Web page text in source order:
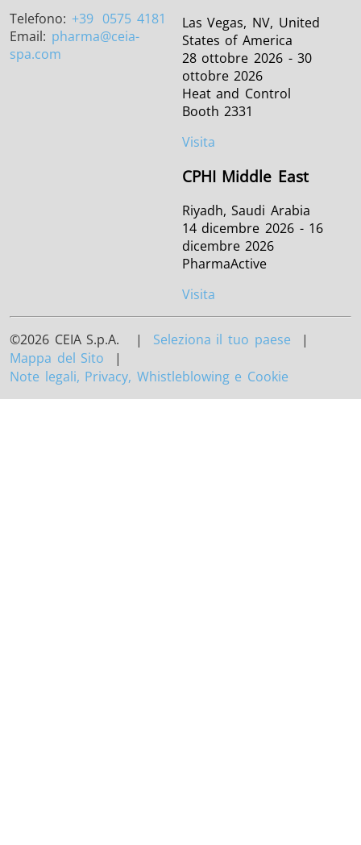
Telefono: +39 0575 4181
Email: pharma@ceia-
spa.com
Las Vegas, NV, United
States of America
28 ottobre 2026 - 30
ottobre 2026
Heat and Control
Booth 2331
Visita
CPHI Middle East
Riyadh, Saudi Arabia
14 dicembre 2026 - 16
dicembre 2026
PharmaActive
Visita
©2026 CEIA S.p.A. | Seleziona il tuo paese |
Mappa del Sito |
Note legali, Privacy, Whistleblowing e Cookie